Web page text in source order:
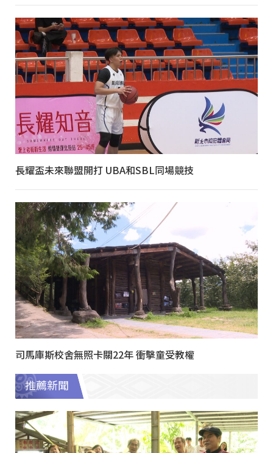
長耀盃未來聯盟開打 UBA和SBL同場競技
司馬庫斯校舍無照卡關22年 衝擊童受教權
推薦新聞